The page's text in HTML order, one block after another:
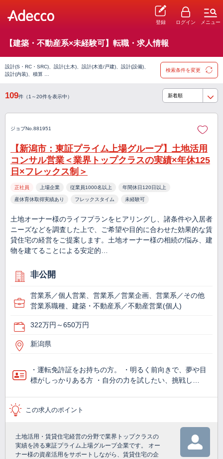
登録 ログイン メニュー
【建築・不動産系×未経験可】転職・求人情報
設計(S・RC・SRC)、設計(土木)、設計(木造/戸建)、設計(設備)、
設計(内装)、積算 …
検索条件を変更
109件（1～20件を表示中）
ジョブNo.881951
【新潟市：東証プライム上場グループ】土地活用
コンサル営業＜業界トップクラスの実績×年休125
日×フレックス制＞
正社員 上場企業 従業員1000名以上 年間休日120日以上
産休育休取得実績あり フレックスタイム 未経験可
土地オーナー様のライフプランをヒアリングし、諸条件や入居者
ニーズなどを調査した上で、ご希望や目的に合わせた効果的な賃
貸住宅の経営をご提案します。土地オーナー様の相続の悩み、建
物を建てることによる安定的…
非公開
営業系／個人営業、営業系／営業企画、営業系／その他
営業系職種、建築・不動産系／不動産営業(個人)
322万円～650万円
新潟県
・運転免許証をお持ちの方。 ・明るく前向きで、夢や目
標がしっかりある方 ・自分の力を試したい、挑戦し…
この求人のポイント
土地活用・賃貸住宅経営の分野で業界トップクラスの
実績を誇る東証プライム上場グループ企業です。 オー
ナー様の資産活用をサポートしながら、賃貸住宅の企